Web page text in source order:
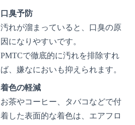
口臭予防
汚れが溜まっていると、口臭の原
因になりやすいです。
PMTCで徹底的に汚れを排除すれ
ば、嫌なにおいも抑えられます。
着色の軽減
お茶やコーヒー、タバコなどで付
着した表面的な着色は、エアフロ